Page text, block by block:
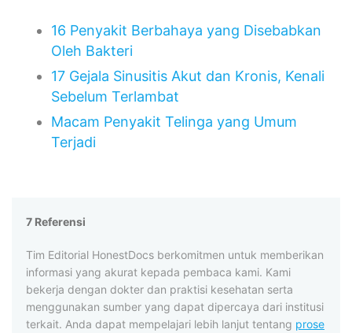
16 Penyakit Berbahaya yang Disebabkan
Oleh Bakteri
17 Gejala Sinusitis Akut dan Kronis, Kenali
Sebelum Terlambat
Macam Penyakit Telinga yang Umum
Terjadi
7 Referensi
Tim Editorial HonestDocs berkomitmen untuk memberikan
informasi yang akurat kepada pembaca kami. Kami
bekerja dengan dokter dan praktisi kesehatan serta
menggunakan sumber yang dapat dipercaya dari institusi
terkait. Anda dapat mempelajari lebih lanjut tentang prose